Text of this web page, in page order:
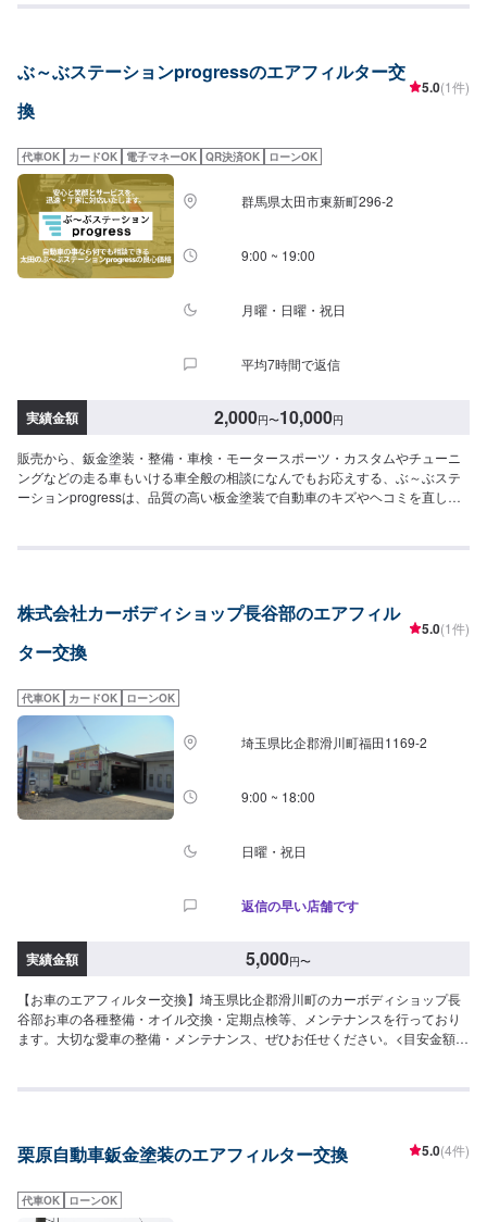
-------------------------------------------------当社は埼玉県深谷市にある自動車整備工
番得意としておりますが、車検やパーツ取り付け等まで幅広くご対応させて
いただきます。スタッフ全員が自動車整備士の国家資格を持っておりますの
でお客様の大切なお車の整備は是非私たちにお任せください！お客様にご満
ぶ～ぶステーションprogressのエアフィルター交
換
5.0(1件)
代車OK カードOK 電子マネーOK QR決済OK ローンOK
群馬県太田市東新町296-2
9:00 ~ 19:00
月曜・日曜・祝日
平均7時間で返信
実績金額 2,000円〜10,000円
販売から、鈑金塗装・整備・車検・モータースポーツ・カスタムやチューニ
ングなどの走る車もいける車全般の相談になんでもお応えする、ぶ～ぶステ
ーションprogressは、品質の高い板金塗装で自動車のキズやヘコミを直しま
ので、お気軽にお問い合わせください。ブレーキパッドの交換や車内のクリ
ドバイスを心掛けております。--------------------------------------------------【1】オ
ファーにてお問い合わせ【2】お見積り【3】お見積りにご納得いただければ
作業開始【4】仕上がり次第納車-----納期について-----納期は通常1時間程度で
い。-----代車について-----無料の代車をご用意しています。お車の作業中は代
車をご利用ください。※代車の燃料代はお客様にご負担いただいておりま
す。-----ご来店時の注意、受付方法-----当工場は太田桐生インターチェンジか
ら５分入庫の際はお気をつけてお越しください。駐車スペースは工場前の空
いているスペースに駐車してください。受付はスタッフへ「メンテモで予約
しました」とお伝えください。ご案内いたします。【定休日・営業時間】定
休日：日曜日営業時間：9:00~19:00
株式会社カーボディショップ長谷部のエアフィル
ター交換
5.0(1件)
代車OK カードOK ローンOK
埼玉県比企郡滑川町福田1169-2
9:00 ~ 18:00
日曜・祝日
返信の早い店舗です
実績金額 5,000円〜
【お車のエアフィルター交換】埼玉県比企郡滑川町のカーボディショップ長
谷部お車の各種整備・オイル交換・定期点検等、メンテナンスを行っており
ます。大切な愛車の整備・メンテナンス、ぜひお任せください。<目安金額
ておりますので「他のお店では断られてしまった…」という方はお気軽にご
お声がけください。
栗原自動車鈑金塗装のエアフィルター交換 5.0(4件)
代車OK ローンOK